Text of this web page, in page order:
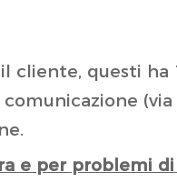
questi ha
e per problemi